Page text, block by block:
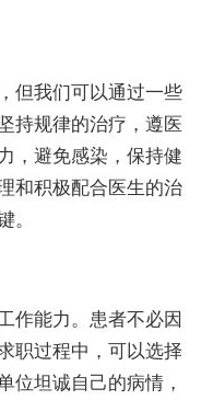
但我们可以通过一些
持规律的治疗，遵医
，避免感染，保持健
和积极配合医生的治
。
作能力。患者不必因
职过程中，可以选择
位坦诚自己的病情，